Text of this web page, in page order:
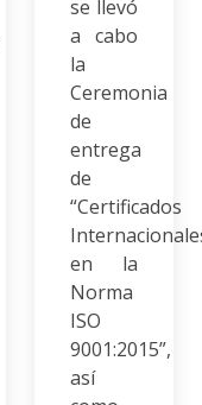
se llevó
a cabo
la
Ceremonia
de
entrega
de
“Certificados
en la
Norma
ISO
9001:2015”,
así